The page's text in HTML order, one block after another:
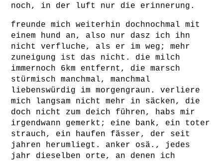
noch, in der luft nur die erinnerung.
freunde mich weiterhin dochnochmal mit
einem hund an, also nur dasz ich ihn
nicht verfluche, als er im weg; mehr
zuneigung ist das nicht. die milch
immernoch 6km entfernt, die marsch
stürmisch manchmal, manchmal
liebenswürdig im morgengraun. verliere
mich langsam nicht mehr in säcken, die
doch nicht zum deich führen, habs mir
irgendwann gemerkt; eine bank, ein toter
strauch, ein haufen fässer, der seit
jahren herumliegt. anker osä., jedes
jahr dieselben orte, an denen ich